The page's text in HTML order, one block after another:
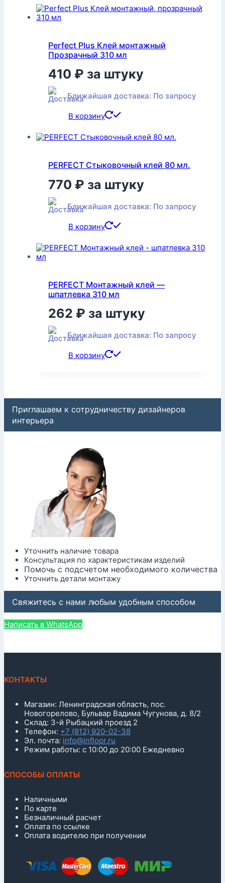
Perfect Plus Клей монтажный
Прозрачный 310 мл
410 ₽ за штуку
Ближайшая доставка: По запросу
В корзину
PERFECT Стыковочный клей 80 мл.
770 ₽ за штуку
Ближайшая доставка: По запросу
В корзину
PERFECT Монтажный клей —
шпатлевка 310 мл
262 ₽ за штуку
Ближайшая доставка: По запросу
В корзину
Приглашаем к сотрудничеству дизайнеров
интерьера
Уточнить наличие товара
Консультация по характеристикам изделий
Помочь с подсчетом необходимого количества
Уточнить детали монтажу
Свяжитесь с нами любым удобным способом
Написать в WhatsApp
КОНТАКТЫ
Магазин: Ленинградская область, пос.
Новогорелово, Бульвар Вадима Чугунова, д. 8/2
Склад: 3-й Рыбацкий проезд 2
Телефон: +7 (812) 920-02-38
Эл. почта: info@infloor.ru
Режим работы: с 10:00 до 20:00 Ежедневно
СПОСОБЫ ОПЛАТЫ
Наличными
По карте
Безналичный расчет
Оплата по ссылке
Оплата водителю при получении